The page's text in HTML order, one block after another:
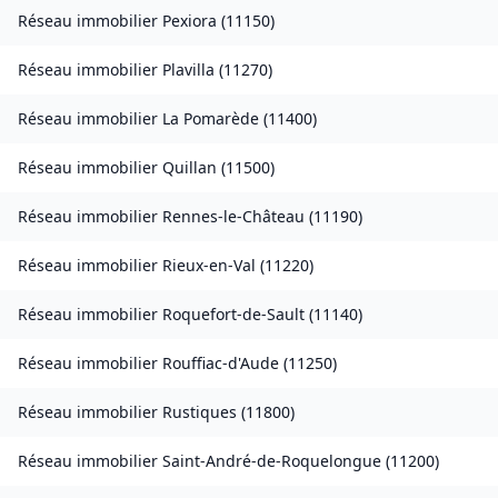
Réseau immobilier Pexiora (11150)
Réseau immobilier Plavilla (11270)
Réseau immobilier La Pomarède (11400)
Réseau immobilier Quillan (11500)
Réseau immobilier Rennes-le-Château (11190)
Réseau immobilier Rieux-en-Val (11220)
Réseau immobilier Roquefort-de-Sault (11140)
Réseau immobilier Rouffiac-d'Aude (11250)
Réseau immobilier Rustiques (11800)
Réseau immobilier Saint-André-de-Roquelongue (11200)